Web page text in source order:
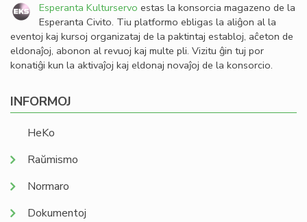
Esperanta Kulturservo estas la konsorcia magazeno de la
Esperanta Civito. Tiu platformo ebligas la aliĝon al la
eventoj kaj kursoj organizataj de la paktintaj establoj, aĉeton de
eldonaĵoj, abonon al revuoj kaj multe pli. Vizitu ĝin tuj por
konatiĝi kun la aktivaĵoj kaj eldonaj novaĵoj de la konsorcio.
INFORMOJ
HeKo
Raŭmismo
Normaro
Dokumentoj